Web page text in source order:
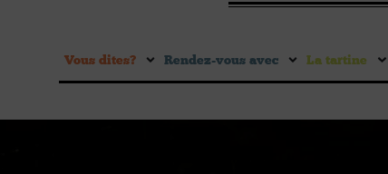
Vous dites ? Rendez-vous avec La tartine